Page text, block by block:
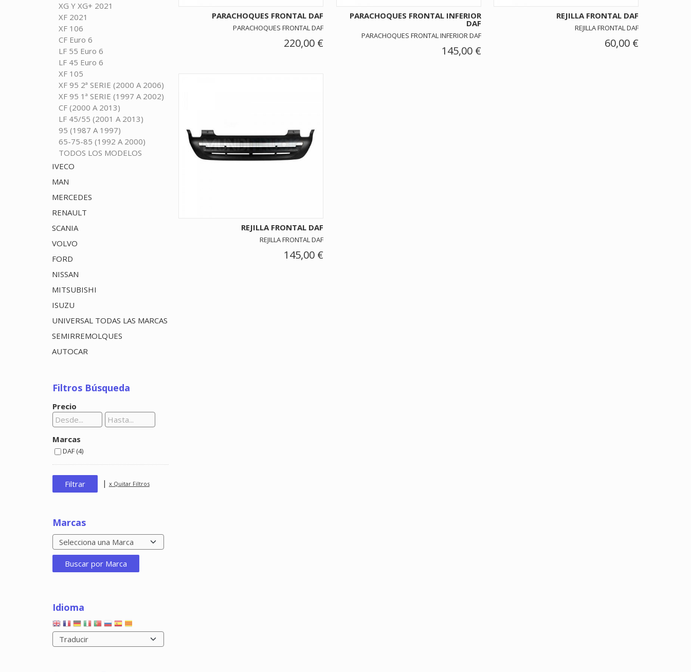
XG Y XG+ 2021
XF 2021
XF 106
CF Euro 6
LF 55 Euro 6
LF 45 Euro 6
XF 105
XF 95 2ª SERIE (2000 A 2006)
XF 95 1ª SERIE (1997 A 2002)
CF (2000 A 2013)
LF 45/55 (2001 A 2013)
95 (1987 A 1997)
65-75-85 (1992 A 2000)
TODOS LOS MODELOS
IVECO
MAN
MERCEDES
RENAULT
SCANIA
VOLVO
FORD
NISSAN
MITSUBISHI
ISUZU
UNIVERSAL TODAS LAS MARCAS
SEMIRREMOLQUES
AUTOCAR
Filtros Búsqueda
Precio
Marcas
DAF (4)
| x Quitar Filtros
Marcas
Idioma
PARACHOQUES FRONTAL DAF
PARACHOQUES FRONTAL DAF
220,00 €
PARACHOQUES FRONTAL INFERIOR
DAF
PARACHOQUES FRONTAL INFERIOR DAF
145,00 €
REJILLA FRONTAL DAF
REJILLA FRONTAL DAF
60,00 €
REJILLA FRONTAL DAF
REJILLA FRONTAL DAF
145,00 €